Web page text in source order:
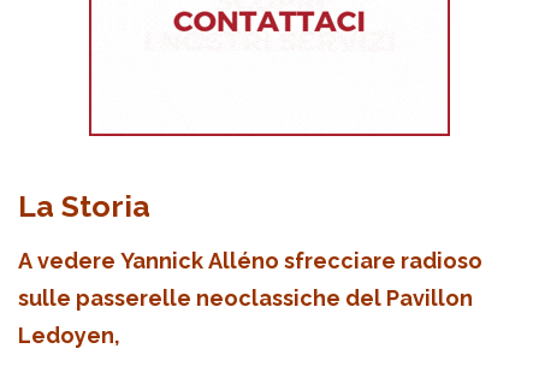
La Storia
A vedere Yannick Alléno sfrecciare radioso
sulle passerelle neoclassiche del Pavillon
Ledoyen,